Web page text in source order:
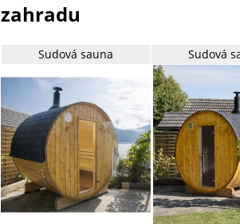
zahradu
Sudová sauna Sudová